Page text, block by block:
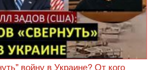
войну в Украине? От кого